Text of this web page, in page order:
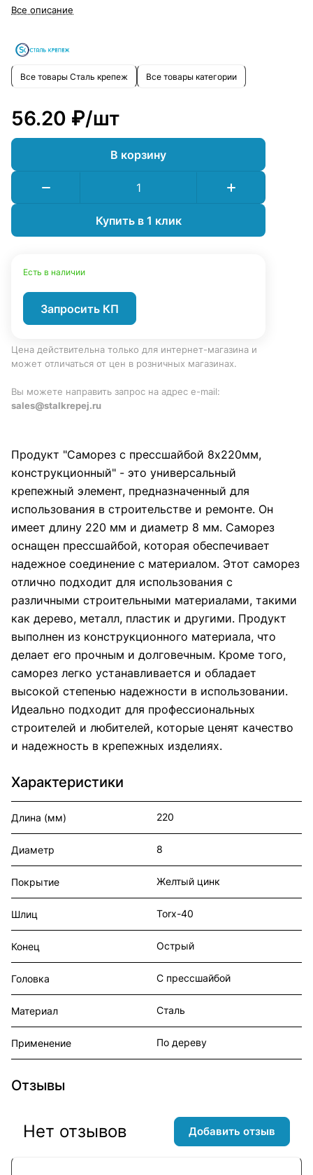
Все описание
Все товары Сталь крепеж Все товары категории
56.20 ₽/шт
В корзину
Купить в 1 клик
Есть в наличии
Запросить КП
Цена действительна только для интернет-магазина и
может отличаться от цен в розничных магазинах.
Вы можете направить запрос на адрес e-mail:
sales@stalkrepej.ru
Продукт "Саморез с прессшайбой 8х220мм,
конструкционный" - это универсальный
крепежный элемент, предназначенный для
использования в строительстве и ремонте. Он
имеет длину 220 мм и диаметр 8 мм. Саморез
оснащен прессшайбой, которая обеспечивает
надежное соединение с материалом. Этот саморез
отлично подходит для использования с
различными строительными материалами, такими
как дерево, металл, пластик и другими. Продукт
выполнен из конструкционного материала, что
делает его прочным и долговечным. Кроме того,
саморез легко устанавливается и обладает
высокой степенью надежности в использовании.
Идеально подходит для профессиональных
строителей и любителей, которые ценят качество
и надежность в крепежных изделиях.
Характеристики
Длина (мм) 220
Диаметр 8
Покрытие Желтый цинк
Шлиц Torx-40
Конец Острый
Головка С прессшайбой
Материал Сталь
Применение По дереву
Отзывы
Нет отзывов Добавить отзыв